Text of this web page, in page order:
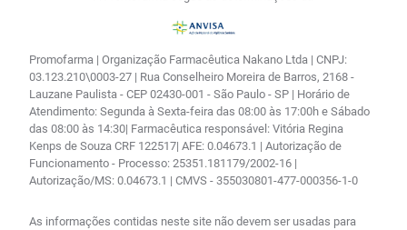
Promofarma | Organização Farmacêutica Nakano Ltda | CNPJ:
03.123.210\0003-27 | Rua Conselheiro Moreira de Barros, 2168 -
Lauzane Paulista - CEP 02430-001 - São Paulo - SP | Horário de
Atendimento: Segunda à Sexta-feira das 08:00 às 17:00h e Sábado
das 08:00 às 14:30| Farmacêutica responsável: Vitória Regina
Kenps de Souza CRF 122517| AFE: 0.04673.1 | Autorização de
Funcionamento - Processo: 25351.181179/2002-16 |
Autorização/MS: 0.04673.1 | CMVS - 355030801-477-000356-1-0
As informações contidas neste site não devem ser usadas para